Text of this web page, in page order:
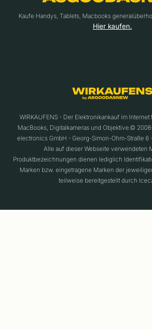
Kaufe Handys, Tablets, Macbooks
Hier kaufen.
WIRKAUFENS - Der Elektronikankauf im
MacBooks, Digitalkameras und Objektive.©
electronics GmbH - Georg-Simon-Ohm-Straße 6
Alle auf dieser Webseite verwendeten
Produktbezeichnungen dienen lediglich
Marken bzw. eingetragene Marken der
teilweise bereitgestellt durch